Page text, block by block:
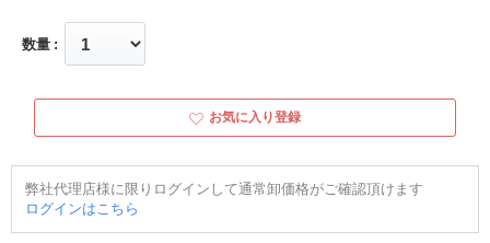
数量
お気に入り登録
弊社代理店様に限りログインして通常卸価格がご確認頂けます
ログインはこちら